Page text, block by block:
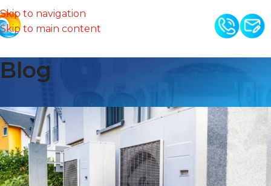
Skip to navigation
Skip to main content
Blog
Pompy ciepła Jeziorany